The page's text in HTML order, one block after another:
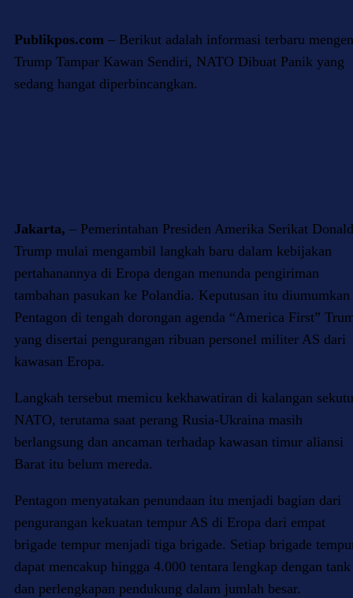
Publikpos.com – Berikut adalah informasi terbaru
Trump Tampar Kawan Sendiri, NATO Dibuat Panik yang
sedang hangat diperbincangkan.
Jakarta, – Pemerintahan Presiden Amerika Serikat Donald
Trump mulai mengambil langkah baru dalam kebijakan
pertahanannya di Eropa dengan menunda pengiriman
tambahan pasukan ke Polandia. Keputusan itu diumumkan
Pentagon di tengah dorongan agenda “America First”
yang disertai pengurangan ribuan personel militer AS dari
kawasan Eropa.
Langkah tersebut memicu kekhawatiran di kalangan sekutu
NATO, terutama saat perang Rusia-Ukraina masih
berlangsung dan ancaman terhadap kawasan timur aliansi
Barat itu belum mereda.
Pentagon menyatakan penundaan itu menjadi bagian dari
pengurangan kekuatan tempur AS di Eropa dari empat
brigade tempur menjadi tiga brigade. Setiap brigade
dapat mencakup hingga 4.000 tentara lengkap dengan tank
dan perlengkapan pendukung dalam jumlah besar.